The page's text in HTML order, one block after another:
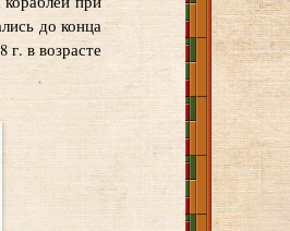
до конца
в возрасте